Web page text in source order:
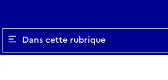
Dans cette rubrique